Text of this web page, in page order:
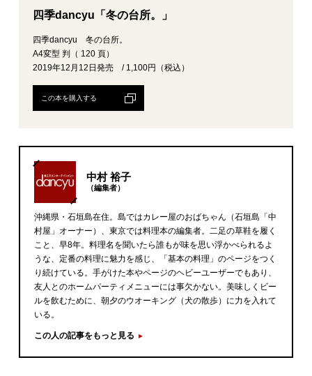
四季dancyu「冬の台所。」
四季dancyu 冬の台所。
A4変型 判（ 120 頁）
2019年12月12日発売 / 1,100円（税込）
この本を購入する
中村 裕子
（編集者）
沖縄県・石垣島在住。島ではカレー屋のおばちゃん（石垣島「中
村屋」オーナー）、東京では料理本の編集者。二足の草鞋を履く
こと、早8年。料理名を聞いたら誰もが味を思い浮かべられるよ
うな、定番の料理に魅力を感じ、「基本の料理」のページをつく
り続けている。手がけた本やページのヘビーユーザーでもあり、
友人とのホームパーティメニューには事欠かない。美味しくビー
ルを飲むために、朝夕のウオーキング（犬の散歩）に力を入れて
いる。
この人の記事をもっと見る